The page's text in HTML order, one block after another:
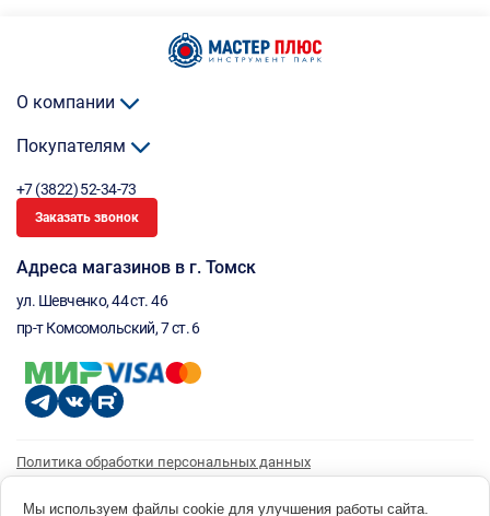
О компании
Покупателям
+7 (3822) 52-34-73
Заказать звонок
Адреса магазинов в г. Томск
ул. Шевченко, 44 ст. 46
пр-т Комсомольский, 7 ст. 6
Политика обработки персональных данных
Согласие на получение рассылки
Мы используем файлы cookie для улучшения работы сайта.